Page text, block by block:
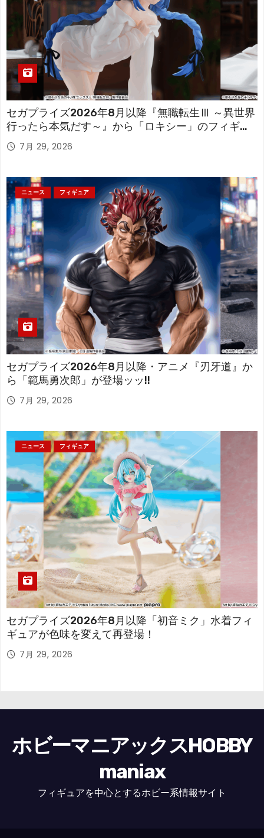
セガプライズ2026年8月以降『無職転生Ⅲ ～異世界
行ったら本気だす～』から「ロキシー」のフィギュ
アが登場！
7月 29, 2026
ニュース フィギュア
セガプライズ2026年8月以降・アニメ『刃牙道』か
ら「範馬勇次郎」が登場ッッ!!
7月 29, 2026
ニュース フィギュア
セガプライズ2026年8月以降「初音ミク」水着フィ
ギュアが色味を変えて再登場！
7月 29, 2026
ホビーマニアックスHOBBY
maniax
フィギュアを中心とするホビー系情報サイト